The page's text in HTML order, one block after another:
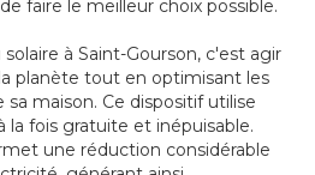
faire le meilleur choix possible.
à Saint-Gourson, c'est agir
planète tout en optimisant les
maison. Ce dispositif utilise
la fois gratuite et inépuisable.
une réduction considérable